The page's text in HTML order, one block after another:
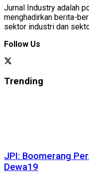
Jurnal Industry adalah
menghadirkan berita-
sektor industri dan
Follow Us
Trending
JPI: Boomerang
Dewa19